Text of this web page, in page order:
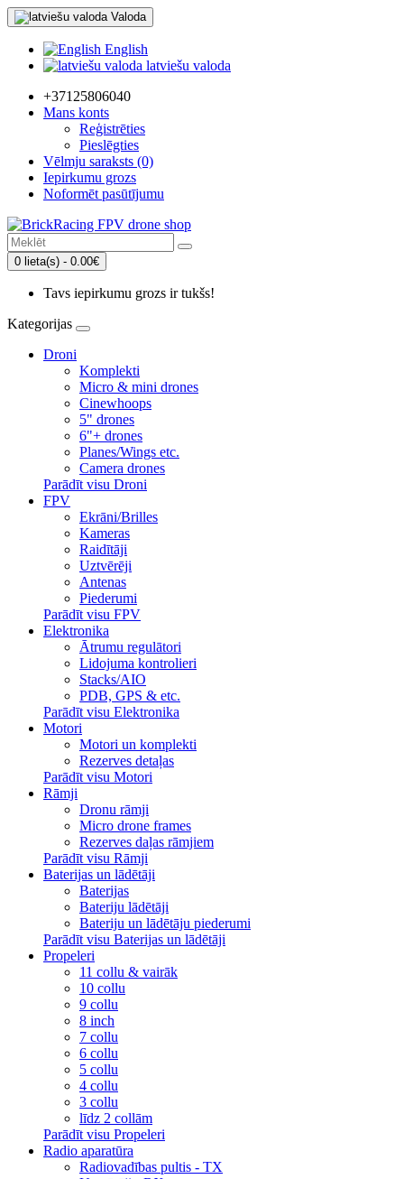
Valoda
English
latviešu valoda
+37125806040
Mans konts
Reģistrēties
Pieslēgties
Vēlmju saraksts (0)
Iepirkumu grozs
Noformēt pasūtījumu
0 lieta(s) - 0.00€
Tavs iepirkumu grozs ir tukšs!
Kategorijas
Droni
Komplekti
Micro & mini drones
Cinewhoops
5" drones
6"+ drones
Planes/Wings etc.
Camera drones
Parādīt visu Droni
FPV
Ekrāni/Brilles
Kameras
Raidītāji
Uztvērēji
Antenas
Piederumi
Parādīt visu FPV
Elektronika
Ātrumu regulātori
Lidojuma kontrolieri
Stacks/AIO
PDB, GPS & etc.
Parādīt visu Elektronika
Motori
Motori un komplekti
Rezerves detaļas
Parādīt visu Motori
Rāmji
Dronu rāmji
Micro drone frames
Rezerves daļas rāmjiem
Parādīt visu Rāmji
Baterijas un lādētāji
Baterijas
Bateriju lādētāji
Bateriju un lādētāju piederumi
Parādīt visu Baterijas un lādētāji
Propeleri
11 collu & vairāk
10 collu
9 collu
8 inch
7 collu
6 collu
5 collu
4 collu
3 collu
līdz 2 collām
Parādīt visu Propeleri
Radio aparatūra
Radiovadības pultis - TX